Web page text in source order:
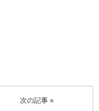
次の記事 »